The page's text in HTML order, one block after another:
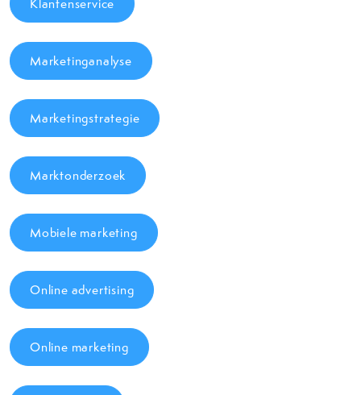
Klantenservice
Marketinganalyse
Marketingstrategie
Marktonderzoek
Mobiele marketing
Online advertising
Online marketing